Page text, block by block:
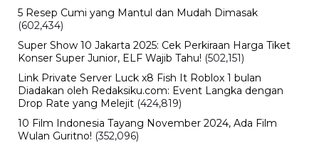
5 Resep Cumi yang Mantul dan Mudah Dimasak
(602,434)
Super Show 10 Jakarta 2025: Cek Perkiraan Harga Tiket
Konser Super Junior, ELF Wajib Tahu! (502,151)
Link Private Server Luck x8 Fish It Roblox 1 bulan
Diadakan oleh Redaksiku.com: Event Langka dengan
Drop Rate yang Melejit (424,819)
10 Film Indonesia Tayang November 2024, Ada Film
Wulan Guritno! (352,096)